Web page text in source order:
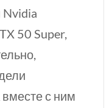
Nvidia
50 Super,
с ним